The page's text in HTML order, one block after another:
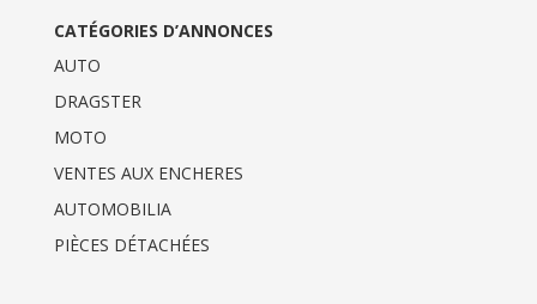
CATÉGORIES D’ANNONCES
AUTO
DRAGSTER
MOTO
VENTES AUX ENCHERES
AUTOMOBILIA
PIÈCES DÉTACHÉES